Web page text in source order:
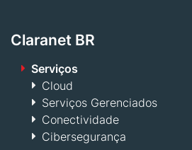
Claranet BR
Serviços
Cloud
Serviços Gerenciados
Conectividade
Cibersegurança